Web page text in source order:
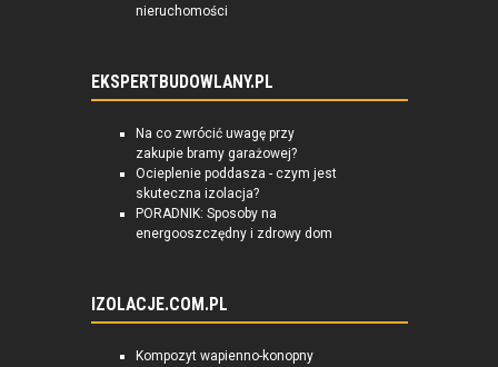
nieruchomości
EKSPERTBUDOWLANY.PL
Na co zwrócić uwagę przy
zakupie bramy garażowej?
Ocieplenie poddasza - czym jest
skuteczna izolacja?
PORADNIK: Sposoby na
energooszczędny i zdrowy dom
IZOLACJE.COM.PL
Kompozyt wapienno-konopny